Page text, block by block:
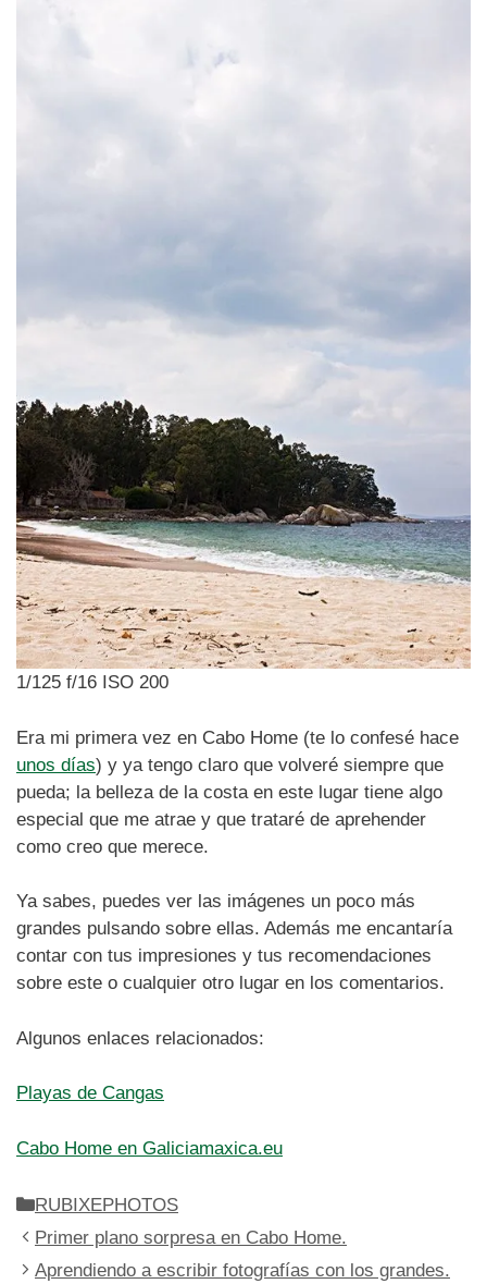
1/125 f/16 ISO 200
Era mi primera vez en Cabo Home (te lo confesé hace
unos días) y ya tengo claro que volveré siempre que
pueda; la belleza de la costa en este lugar tiene algo
especial que me atrae y que trataré de aprehender
como creo que merece.
Ya sabes, puedes ver las imágenes un poco más
grandes pulsando sobre ellas. Además me encantaría
contar con tus impresiones y tus recomendaciones
sobre este o cualquier otro lugar en los comentarios.
Algunos enlaces relacionados:
Playas de Cangas
Cabo Home en Galiciamaxica.eu
Categorías
RUBIXEPHOTOS
Primer plano sorpresa en Cabo Home.
Aprendiendo a escribir fotografías con los grandes.